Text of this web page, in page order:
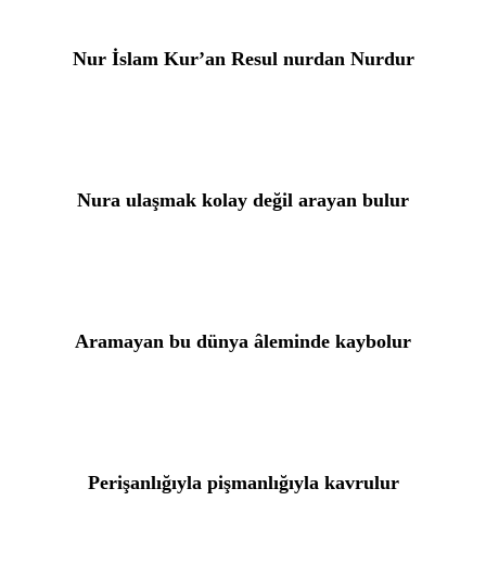
Nur İslam Kur’an Resul nurdan Nurdur
Nura ulaşmak kolay değil arayan bulur
Aramayan bu dünya âleminde kaybolur
Perişanlığıyla pişmanlığıyla kavrulur